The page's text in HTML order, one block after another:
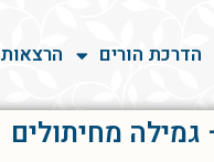
הדרכת הורים הרצאות
מחיתולים